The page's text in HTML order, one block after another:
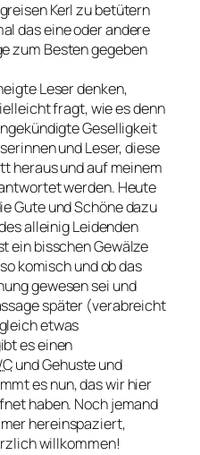
Kerl zu betütern
das eine oder andere
zum Besten gegeben
Leser denken,
fragt, wie es denn
Geselligkeit
und Leser, diese
heraus und auf meinem
werden. Heute
Gute und Schöne dazu
alleinig Leidenden
ein bisschen Gewälze
komisch und ob das
gewesen sei und
später (verabreicht
etwas
es einen
und Gehuste und
es nun, das wir hier
haben. Noch jemand
hereinspaziert,
willkommen!